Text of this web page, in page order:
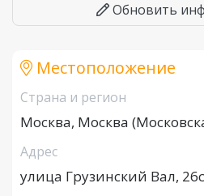
Обновить
Местоположение
Страна и регион
Москва, Москва
Адрес
улица Грузинский Вал,